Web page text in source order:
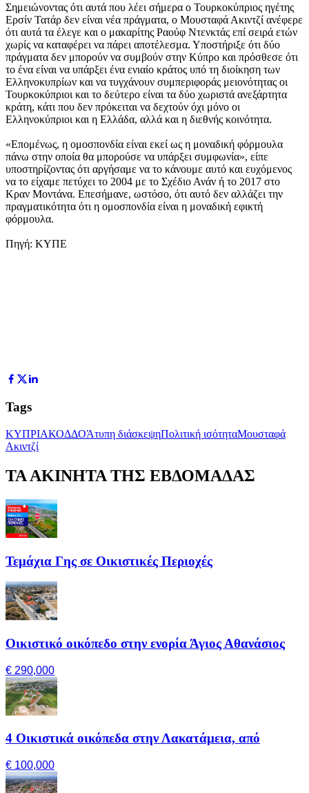
Σημειώνοντας ότι αυτά που λέει σήμερα ο Τουρκοκύπριος ηγέτης
Ερσίν Τατάρ δεν είναι νέα πράγματα, ο Μουσταφά Ακιντζί ανέφερε
ότι αυτά τα έλεγε και ο μακαρίτης Ραούφ Ντενκτάς επί σειρά ετών
χωρίς να καταφέρει να πάρει αποτέλεσμα. Υποστήριξε ότι δύο
πράγματα δεν μπορούν να συμβούν στην Κύπρο και πρόσθεσε ότι
το ένα είναι να υπάρξει ένα ενιαίο κράτος υπό τη διοίκηση των
Ελληνοκυπρίων και να τυγχάνουν συμπεριφοράς μειονότητας οι
Τουρκοκύπριοι και το δεύτερο είναι τα δύο χωριστά ανεξάρτητα
κράτη, κάτι που δεν πρόκειται να δεχτούν όχι μόνο οι
Ελληνοκύπριοι και η Ελλάδα, αλλά και η διεθνής κοινότητα.
«Επομένως, η ομοσπονδία είναι εκεί ως η μοναδική φόρμουλα
πάνω στην οποία θα μπορούσε να υπάρξει συμφωνία», είπε
υποστηρίζοντας ότι αργήσαμε να το κάνουμε αυτό και ευχόμενος
να το είχαμε πετύχει το 2004 με το Σχέδιο Ανάν ή το 2017 στο
Κραν Μοντάνα. Επεσήμανε, ωστόσο, ότι αυτό δεν αλλάζει την
πραγματικότητα ότι η ομοσπονδία είναι η μοναδική εφικτή
φόρμουλα.
Πηγή: ΚΥΠΕ
Tags
ΚΥΠΡΙΑΚΟΔΔΟΆτυπη διάσκεψηΠολιτική ισότηταΜουσταφά
Ακιντζί
ΤΑ ΑΚΙΝΗΤΑ ΤΗΣ ΕΒΔΟΜΑΔΑΣ
Τεμάχια Γης σε Οικιστικές Περιοχές
Οικιστικό οικόπεδο στην ενορία Άγιος Αθανάσιος
€ 290,000
4 Οικιστικά οικόπεδα στην Λακατάμεια, από
€ 100,000